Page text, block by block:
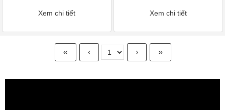
Xem chi tiết Xem chi tiết
« ‹ › »